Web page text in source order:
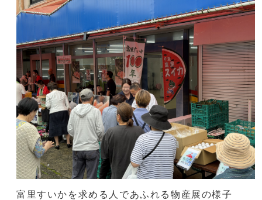
富里すいかを求める人であふれる物産展の様子